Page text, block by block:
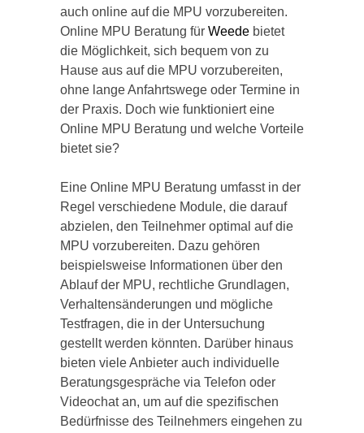
auch online auf die MPU vorzubereiten.
Online MPU Beratung für Weede bietet
die Möglichkeit, sich bequem von zu
Hause aus auf die MPU vorzubereiten,
ohne lange Anfahrtswege oder Termine in
der Praxis. Doch wie funktioniert eine
Online MPU Beratung und welche Vorteile
bietet sie?
Eine Online MPU Beratung umfasst in der
Regel verschiedene Module, die darauf
abzielen, den Teilnehmer optimal auf die
MPU vorzubereiten. Dazu gehören
beispielsweise Informationen über den
Ablauf der MPU, rechtliche Grundlagen,
Verhaltensänderungen und mögliche
Testfragen, die in der Untersuchung
gestellt werden könnten. Darüber hinaus
bieten viele Anbieter auch individuelle
Beratungsgespräche via Telefon oder
Videochat an, um auf die spezifischen
Bedürfnisse des Teilnehmers eingehen zu